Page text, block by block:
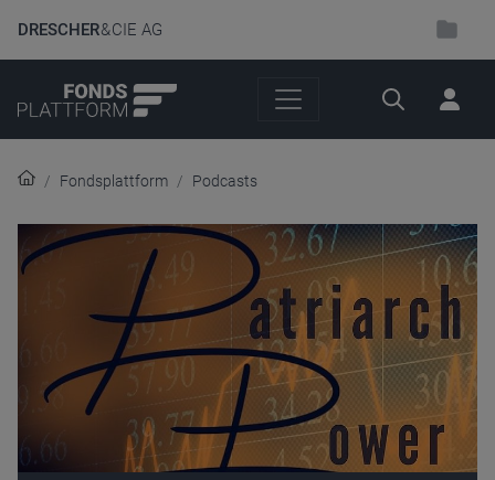
DRESCHER& CIE AG
Suche
Fondsplattform Podcasts